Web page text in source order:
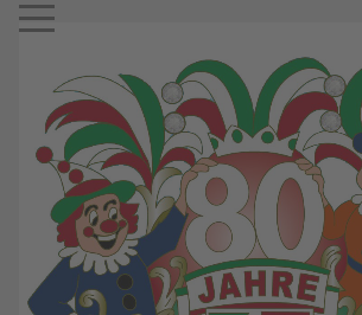
Mobile Menu Toggle